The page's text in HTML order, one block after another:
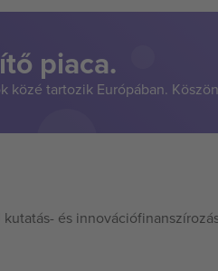
piaca.
tartozik Európában.
és